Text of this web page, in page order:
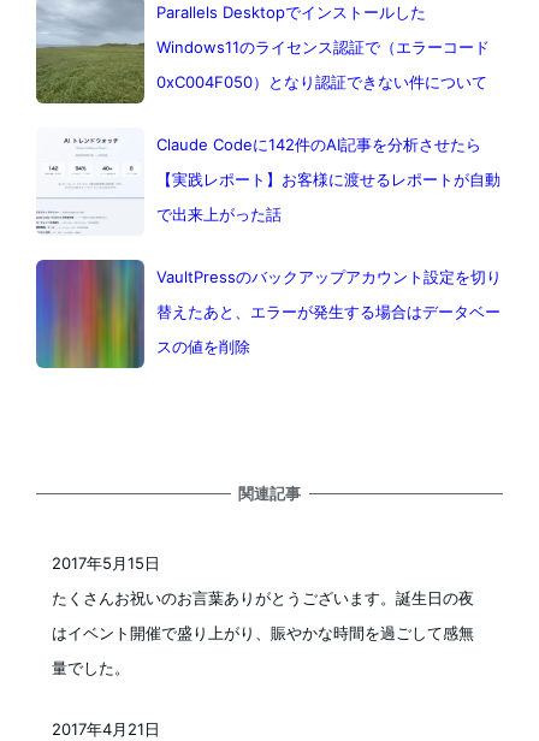
Parallels Desktopでインストールした
Windows11のライセンス認証で（エラーコード
0xC004F050）となり認証できない件について
Claude Codeに142件のAI記事を分析させたら
【実践レポート】お客様に渡せるレポートが自動
で出来上がった話
VaultPressのバックアップアカウント設定を切り
替えたあと、エラーが発生する場合はデータベー
スの値を削除
関連記事
たくさんお祝いのお言葉ありがとうございます。誕生日の夜
はイベント開催で盛り上がり、賑やかな時間を過ごして感無
量でした。
2017年5月15日
2017年4月21日